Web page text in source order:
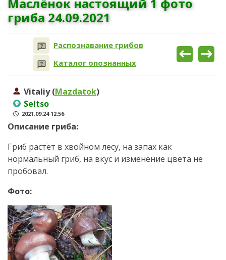
гриба 24.09.2021
Распознавание грибов
Каталог опознанных
Vitaliy (Mazdatok)
Seltso
2021.09.24 12:56
Описание гриба:
Гриб растёт в хвойном лесу, на запах как
нормальный гриб, на вкус и изменение цвета не
пробовал.
Фото: